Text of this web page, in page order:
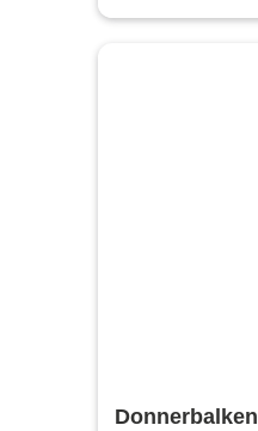
Donnerbalken